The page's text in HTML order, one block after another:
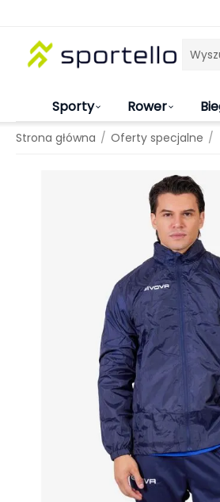
Sporty Rower
Strona główna / Oferty specjalne /